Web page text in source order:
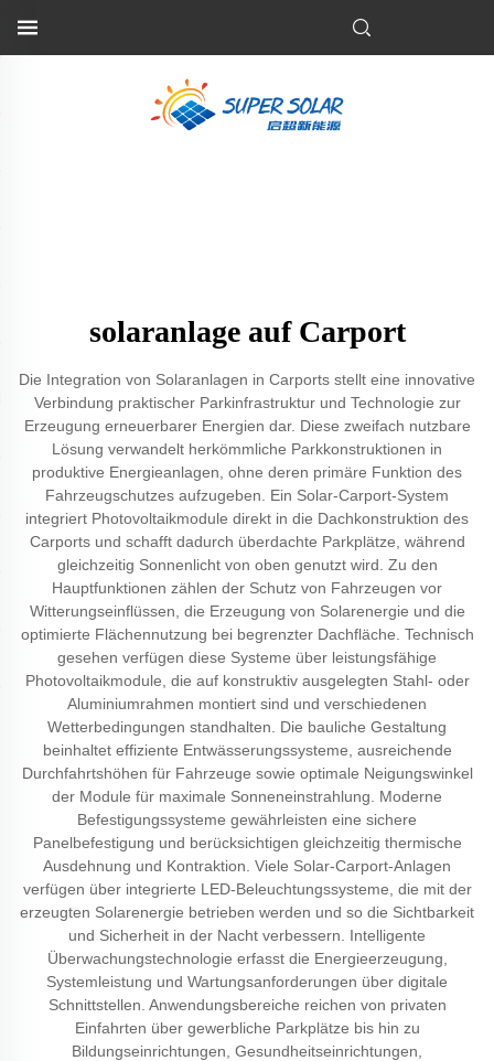
solaranlage auf Carport
Die Integration von Solaranlagen in Carports stellt eine innovative
Verbindung praktischer Parkinfrastruktur und Technologie zur
Erzeugung erneuerbarer Energien dar. Diese zweifach nutzbare
Lösung verwandelt herkömmliche Parkkonstruktionen in
produktive Energieanlagen, ohne deren primäre Funktion des
Fahrzeugschutzes aufzugeben. Ein Solar-Carport-System
integriert Photovoltaikmodule direkt in die Dachkonstruktion des
Carports und schafft dadurch überdachte Parkplätze, während
gleichzeitig Sonnenlicht von oben genutzt wird. Zu den
Hauptfunktionen zählen der Schutz von Fahrzeugen vor
Witterungseinflüssen, die Erzeugung von Solarenergie und die
optimierte Flächennutzung bei begrenzter Dachfläche. Technisch
gesehen verfügen diese Systeme über leistungsfähige
Photovoltaikmodule, die auf konstruktiv ausgelegten Stahl- oder
Aluminiumrahmen montiert sind und verschiedenen
Wetterbedingungen standhalten. Die bauliche Gestaltung
beinhaltet effiziente Entwässerungssysteme, ausreichende
Durchfahrtshöhen für Fahrzeuge sowie optimale Neigungswinkel
der Module für maximale Sonneneinstrahlung. Moderne
Befestigungssysteme gewährleisten eine sichere
Panelbefestigung und berücksichtigen gleichzeitig thermische
Ausdehnung und Kontraktion. Viele Solar-Carport-Anlagen
verfügen über integrierte LED-Beleuchtungssysteme, die mit der
erzeugten Solarenergie betrieben werden und so die Sichtbarkeit
und Sicherheit in der Nacht verbessern. Intelligente
Überwachungstechnologie erfasst die Energieerzeugung,
Systemleistung und Wartungsanforderungen über digitale
Schnittstellen. Anwendungsbereiche reichen von privaten
Einfahrten über gewerbliche Parkplätze bis hin zu
Bildungseinrichtungen, Gesundheitseinrichtungen,